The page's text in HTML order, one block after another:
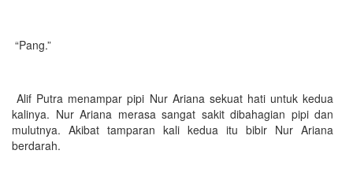
“Pang.”
Alif Putra menampar pipi Nur Ariana sekuat hati untuk kedua
kalinya. Nur Ariana merasa sangat sakit dibahagian pipi dan
mulutnya. Akibat tamparan kali kedua itu bibir Nur Ariana
berdarah.